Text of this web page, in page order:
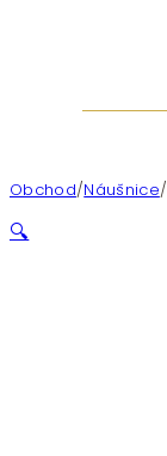
Obchod/Náušnice/
🔍